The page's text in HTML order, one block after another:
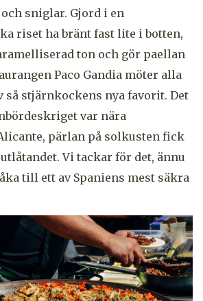
sniglar. Gjord i en
riset ha bränt fast lite i botten,
ton och gör paellan
Paco Gandia möter alla
stjärnkockens nya favorit. Det
var nära
pärlan på solkusten fick
Vi tackar för det, ännu
till ett av Spaniens mest säkra